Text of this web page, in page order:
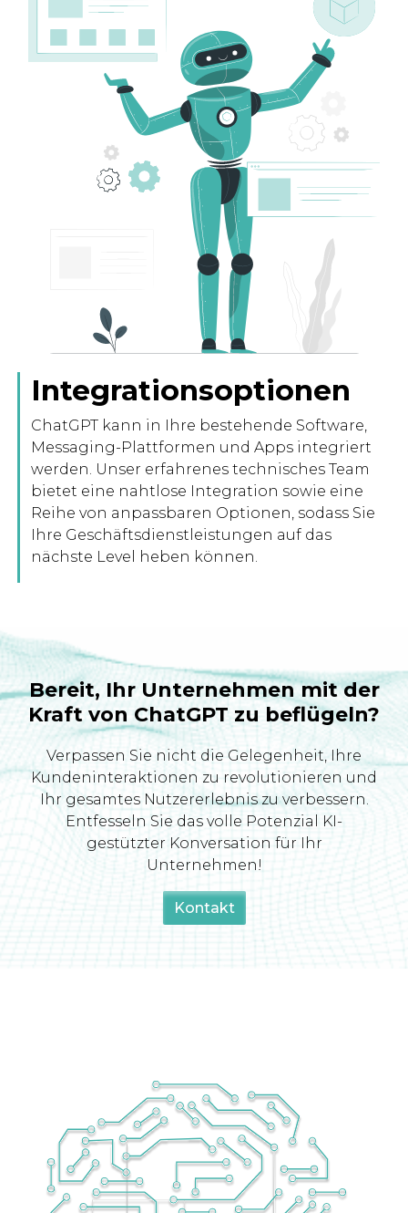
Integrationsoptionen
ChatGPT kann in Ihre bestehende Software,
Messaging-Plattformen und Apps integriert
werden. Unser erfahrenes technisches Team
bietet eine nahtlose Integration sowie eine
Reihe von anpassbaren Optionen, sodass Sie
Ihre Geschäftsdienstleistungen auf das
nächste Level heben können.
Bereit, Ihr Unternehmen mit der
Kraft von ChatGPT zu beflügeln?
Verpassen Sie nicht die Gelegenheit, Ihre
Kundeninteraktionen zu revolutionieren und
Ihr gesamtes Nutzererlebnis zu verbessern.
Entfesseln Sie das volle Potenzial KI-
gestützter Konversation für Ihr
Unternehmen!
Kontakt